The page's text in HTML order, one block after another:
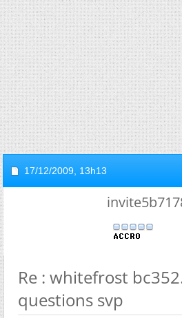
17/12/2009, 13h13
Re : whitefrost
questions svp